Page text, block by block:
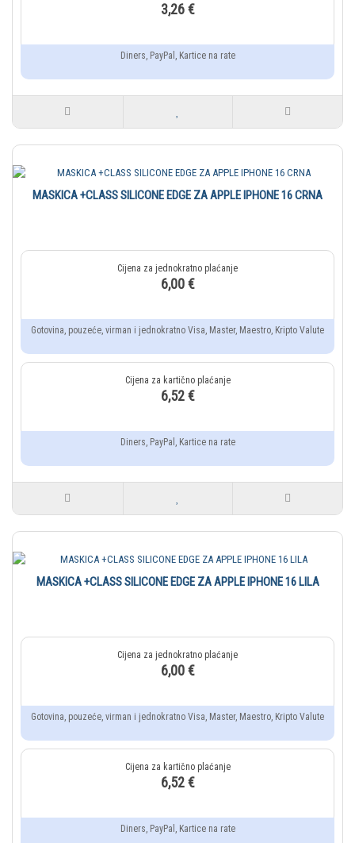
3,26 €
Diners, PayPal, Kartice na rate
MASKICA +CLASS SILICONE EDGE ZA APPLE IPHONE 16 CRNA
6,00 €
Gotovina, pouzeće, virman i jednokratno Visa, Master, Maestro, Kripto Valute
6,52 €
Diners, PayPal, Kartice na rate
MASKICA +CLASS SILICONE EDGE ZA APPLE IPHONE 16 LILA
6,00 €
Gotovina, pouzeće, virman i jednokratno Visa, Master, Maestro, Kripto Valute
6,52 €
Diners, PayPal, Kartice na rate